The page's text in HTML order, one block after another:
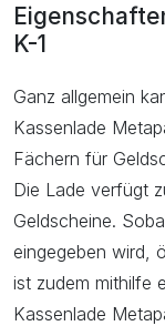
K-1
Ganz allgemein
Kassenlade
Fächern für
Die Lade verfügt
Geldscheine.
eingegeben wird,
ist zudem mithilfe
Kassenlade